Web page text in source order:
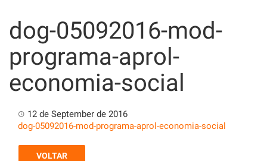
content
dog-05092016-mod-
programa-aprol-
economia-social
12 de September de 2016
dog-05092016-mod-programa-aprol-economia-social
VOLTAR